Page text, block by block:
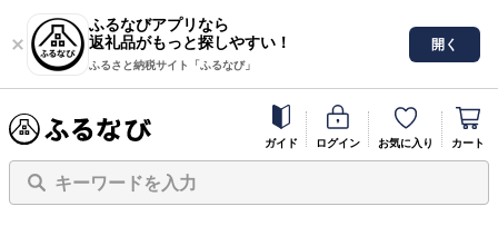
ふるなびアプリなら
返礼品がもっと探しやすい！
ふるさと納税サイト「ふるなび」
開く
ガイド ログイン お気に入り カート
キーワードを入力